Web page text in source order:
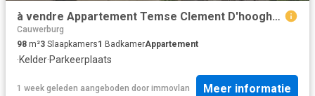
à vendre Appartement Temse Clement D'hooghelaan
Cauwerburg
98 m²3 Slaapkamers1 BadkamerAppartement
·Kelder·Parkeerplaats
1 week geleden aangeboden door immovlan Meer informatie